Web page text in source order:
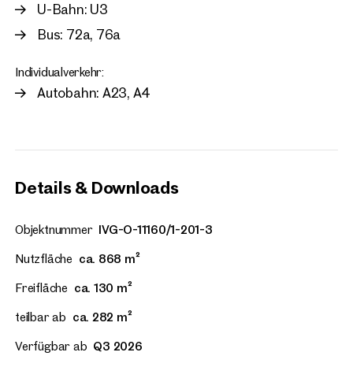
U-Bahn: U3
Bus: 72a, 76a
Individualverkehr:
Autobahn: A23, A4
Details & Downloads
Objektnummer IVG-O-11160/1-201-3
Nutzfläche ca. 868 m²
Freifläche ca. 130 m²
teilbar ab ca. 282 m²
Verfügbar ab Q3 2026